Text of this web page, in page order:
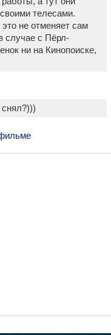
телесами.
не отменяет сам
случае с Пёрл-
ни на Кинопоиске,